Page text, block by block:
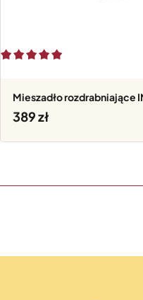
Mieszadło rozdrabniające
389